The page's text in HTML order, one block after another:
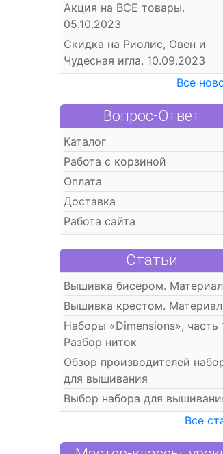
Акция на ВСЕ товары.
05.10.2023
Скидка на Риолис, Овен и
Чудесная игла. 10.09.2023
Все
Вопрос-Ответ
Каталог
Работа с корзиной
Оплата
Доставка
Работа сайта
Статьи
Вышивка бисером.
Вышивка крестом.
Наборы «Dimensions», часть
Разбор ниток
Обзор производителей
для вышивания
Выбор набора для
Все